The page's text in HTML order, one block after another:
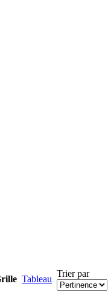
Tableau
Trier par